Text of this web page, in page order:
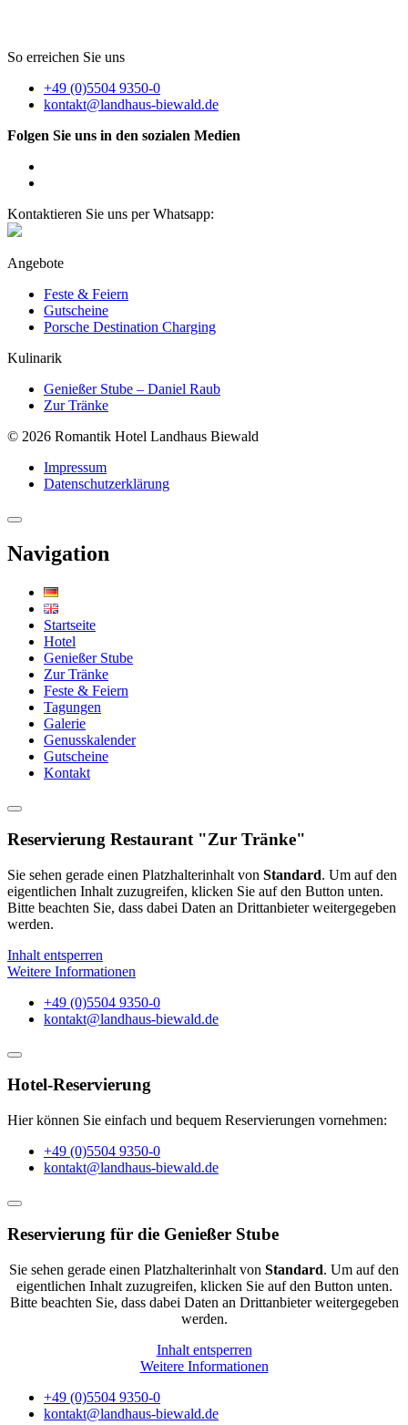
So erreichen Sie uns
+49 (0)5504 9350-0
kontakt@landhaus-biewald.de
Folgen Sie uns in den sozialen Medien
Kontaktieren Sie uns per Whatsapp:
Angebote
Feste & Feiern
Gutscheine
Porsche Destination Charging
Kulinarik
Genießer Stube – Daniel Raub
Zur Tränke
© 2026 Romantik Hotel Landhaus Biewald
Impressum
Datenschutzerklärung
Navigation
Startseite
Hotel
Genießer Stube
Zur Tränke
Feste & Feiern
Tagungen
Galerie
Genusskalender
Gutscheine
Kontakt
Reservierung Restaurant "Zur Tränke"
Sie sehen gerade einen Platzhalterinhalt von Standard. Um auf den
eigentlichen Inhalt zuzugreifen, klicken Sie auf den Button unten.
Bitte beachten Sie, dass dabei Daten an Drittanbieter weitergegeben
werden.
Inhalt entsperren
Weitere Informationen
+49 (0)5504 9350-0
kontakt@landhaus-biewald.de
Hotel-Reservierung
Hier können Sie einfach und bequem Reservierungen vornehmen:
+49 (0)5504 9350-0
kontakt@landhaus-biewald.de
Reservierung für die Genießer Stube
Sie sehen gerade einen Platzhalterinhalt von Standard. Um auf den
eigentlichen Inhalt zuzugreifen, klicken Sie auf den Button unten.
Bitte beachten Sie, dass dabei Daten an Drittanbieter weitergegeben
werden.
Inhalt entsperren
Weitere Informationen
+49 (0)5504 9350-0
kontakt@landhaus-biewald.de